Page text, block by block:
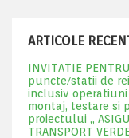
ARTICOLE
INVITATIE
puncte/statii de
inclusiv operatiuni
montaj, testare si
proiectului „
TRANSPORT